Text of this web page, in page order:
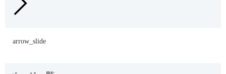
arrow_slide